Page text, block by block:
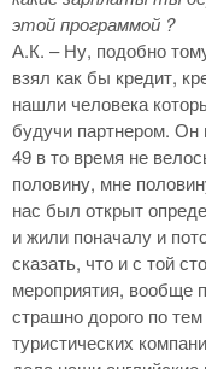
этой программой ?
А.К. – Ну, подобно
взял как бы кредит,
нашли человека
будучи партнером. Он
49 в то время не
половину, мне
нас был открыт
и жили поначалу и
сказать, что и с той
мероприятия, вообще
страшно дорого по
туристических